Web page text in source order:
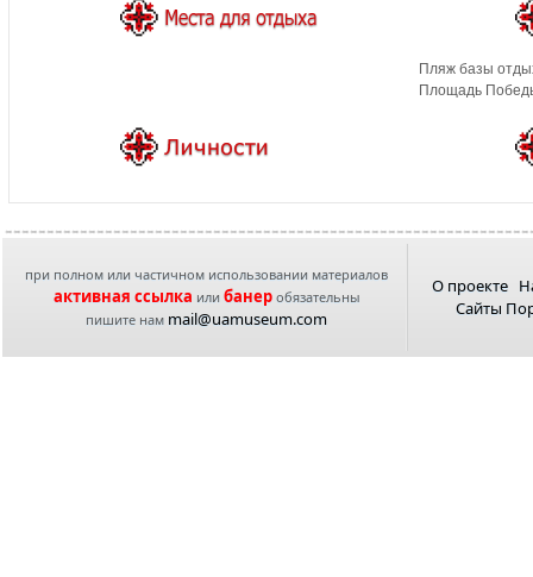
Пляж базы
Площадь
при полном или частичном использовании материалов
активная ссылка или банеробязательны
пишите нам mail@uamuseum.com
О проекте
Сайты